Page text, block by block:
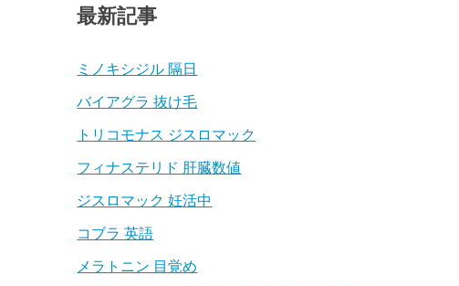
最新記事
ミノキシジル 隔日
バイアグラ 抜け毛
トリコモナス ジスロマック
フィナステリド 肝臓数値
ジスロマック 妊活中
コブラ 英語
メラトニン 目覚め